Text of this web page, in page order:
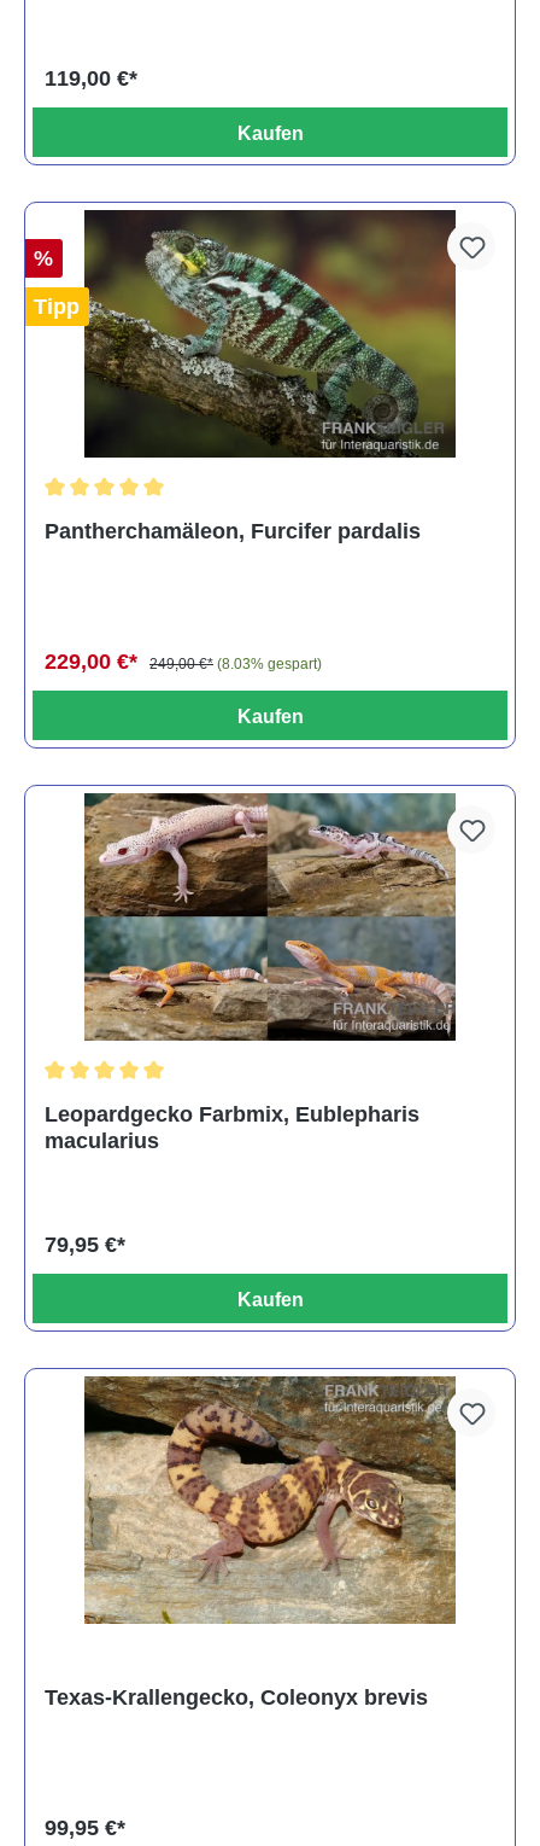
119,00 €*
Kaufen
%
Tipp
Pantherchamäleon, Furcifer pardalis
229,00 €* 249,00 €* (8.03% gespart)
Kaufen
Leopardgecko Farbmix, Eublepharis
macularius
79,95 €*
Kaufen
Texas-Krallengecko, Coleonyx brevis
99,95 €*